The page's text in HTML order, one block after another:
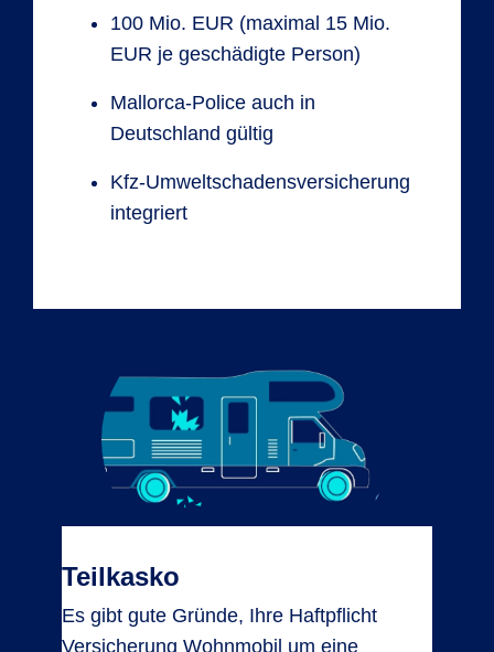
100 Mio. EUR (maximal 15 Mio.
EUR je geschädigte Person)
Mallorca-Police auch in
Deutschland gültig
Kfz-Umweltschadensversicherung
integriert
Teilkasko
Es gibt gute Gründe, Ihre Haftpflicht
Versicherung Wohnmobil um eine